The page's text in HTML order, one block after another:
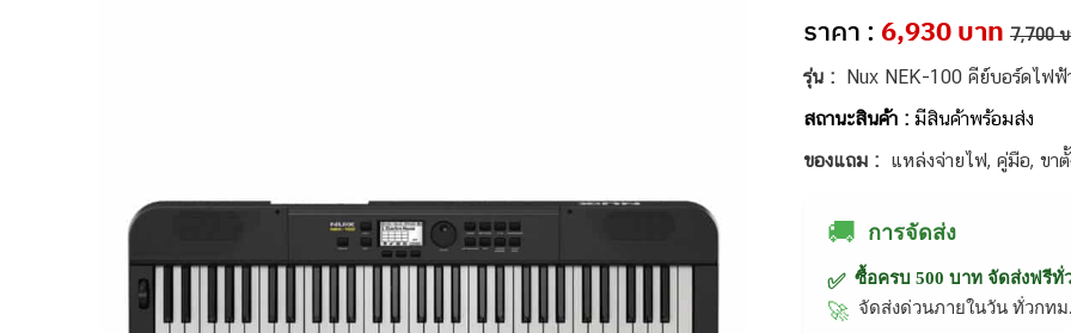
ราคา : 6,930 บาท 7,700
รุ่น : Nux NEK-100 คีย์บอร์ดไฟ
สถานะสินค้า : มีสินค้าพร้อมส่ง
ของแถม : แหล่งจ่ายไฟ, คู่มือ, ขา
🚚 การจัดส่ง
✅ ซื้อครบ 500 บาท จัดส่งฟรีทั่
🚀 จัดส่งด่วนภายในวัน ทั่วกท